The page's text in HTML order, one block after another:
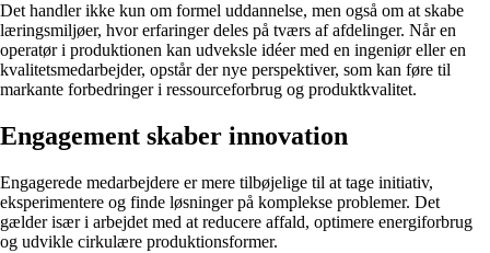
Det handler ikke kun om formel uddannelse, men også om at skabe
læringsmiljøer, hvor erfaringer deles på tværs af afdelinger. Når en
operatør i produktionen kan udveksle idéer med en ingeniør eller en
kvalitetsmedarbejder, opstår der nye perspektiver, som kan føre til
markante forbedringer i ressourceforbrug og produktkvalitet.
Engagement skaber innovation
Engagerede medarbejdere er mere tilbøjelige til at tage initiativ,
eksperimentere og finde løsninger på komplekse problemer. Det
gælder især i arbejdet med at reducere affald, optimere energiforbrug
og udvikle cirkulære produktionsformer.